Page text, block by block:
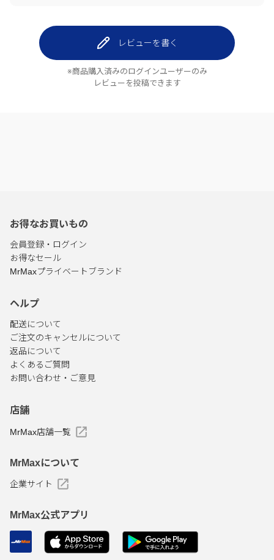
レビューを書く
※商品購入済みのログインユーザーのみ
レビューを投稿できます
お得なお買いもの
会員登録・ログイン
お得なセール
MrMaxプライベートブランド
ヘルプ
配送について
ご注文のキャンセルについて
返品について
よくあるご質問
お問い合わせ・ご意見
店舗
MrMax店舗一覧
MrMaxについて
企業サイト
MrMax公式アプリ